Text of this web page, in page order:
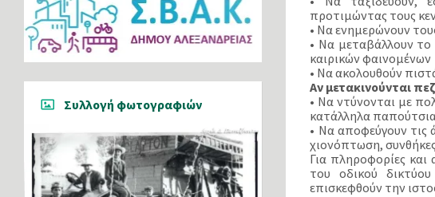
προτιμώντας τους
• Να ενημερώνουν
• Να μεταβάλλουν
καιρικών φαινομένων
• Να ακολουθούν
Αν μετακινούνται
• Να ντύνονται με
κατάλληλα
• Να αποφεύγουν τις
χιονόπτωση,
Για πληροφορίες
του οδικού
επισκεφθούν την
Συλλογή φωτογραφιών